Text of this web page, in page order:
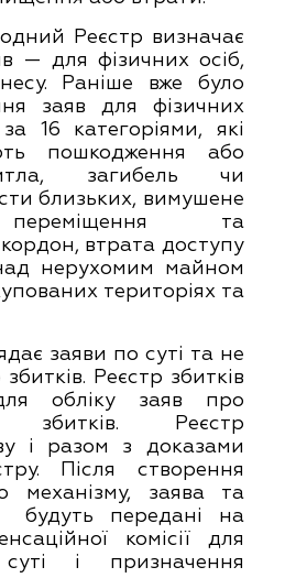
Реєстр визначає
— для фізичних осіб,
Раніше вже було
заяв для фізичних
16 категоріями, які
пошкодження або
загибель чи
близьких, вимушене
та
втрата доступу
нерухомим майном
територіях та
заяви по суті та не
Реєстр збитків
обліку заяв про
збитків. Реєстр
і разом з доказами
Після створення
механізму, заява та
будуть передані на
комісії для
і призначення